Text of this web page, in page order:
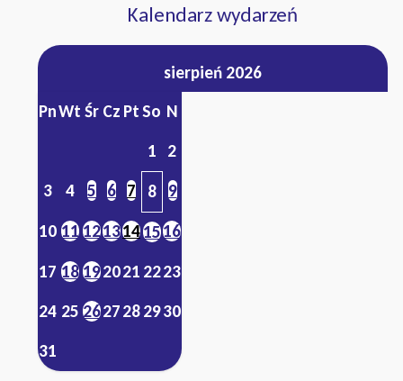
Kalendarz wydarzeń
sierpień 2026
PnWt Śr Cz PtSo N
1
2
3
4 5 6 7 8 9
10 111213141516
17 18192021 2223
24 25 2627282930
31